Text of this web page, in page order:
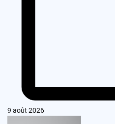
9 août 2026